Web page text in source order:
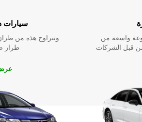
سيارات
وتتراوح هذه من
طراز
واسعة من
قبل الشركات